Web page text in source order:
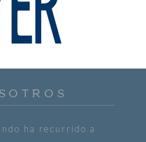
ha recurrido a